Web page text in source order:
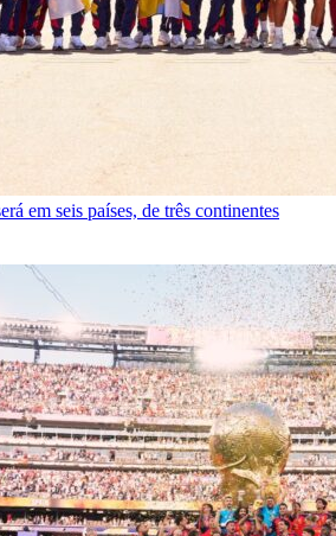
em seis países, de três continentes